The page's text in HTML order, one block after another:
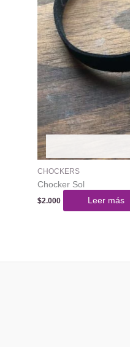
CHOCKERS
Chocker Sol
$2.000 Leer más